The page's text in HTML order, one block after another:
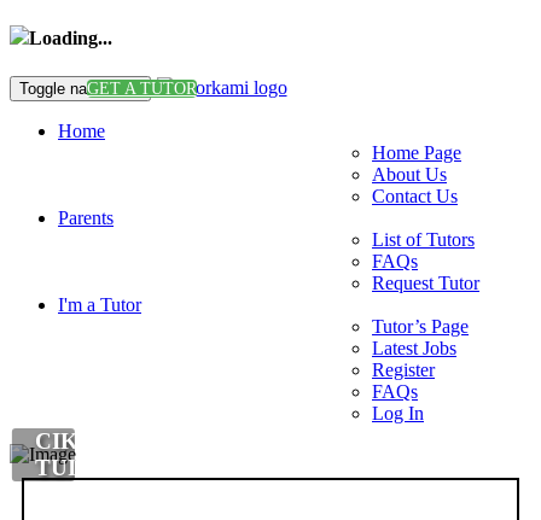
Loading...
Toggle navigationGET A TUTOR
Home
Home Page
About Us
Contact Us
Parents
List of Tutors
FAQs
Request Tutor
I'm a Tutor
Tutor’s Page
Latest Jobs
Register
FAQs
Log In
CIKGU
TUISYEN